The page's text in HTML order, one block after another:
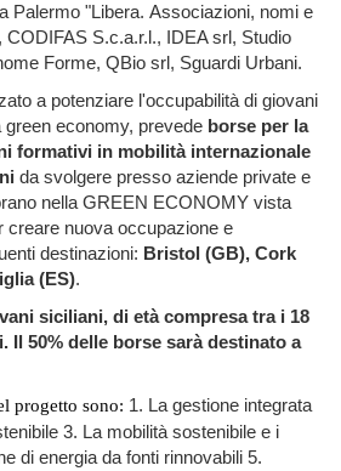
Palermo "Libera. Associazioni, nomi e
CODIFAS S.c.a.r.l., IDEA srl, Studio
Forme, QBio srl, Sguardi Urbani.
a potenziare l'occupabilità di giovani
green economy, prevede borse per la
formativi in mobilità internazionale
da svolgere presso aziende private e
nella GREEN ECONOMY vista
creare nuova occupazione e
destinazioni: Bristol (GB), Cork
(ES).
siciliani, di età compresa tra i 18
Il 50% delle borse sarà destinato a
progetto sono: 1. La gestione integrata
3. La mobilità sostenibile e i
di energia da fonti rinnovabili 5.